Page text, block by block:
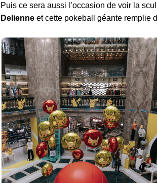
Puis ce sera aussi l’occasion de voir la
Delienne et cette pokeball géante remplie